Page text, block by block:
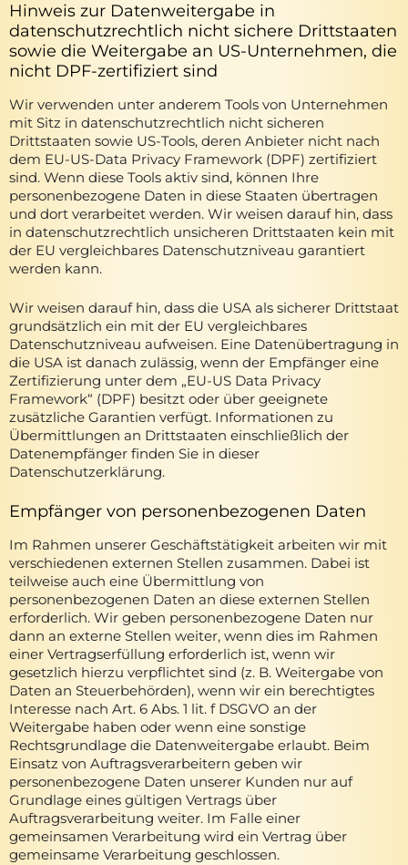
Hinweis zur Datenweitergabe in
datenschutzrechtlich nicht sichere Drittstaaten
sowie die Weitergabe an US-Unternehmen, die
nicht DPF-zertifiziert sind
Wir verwenden unter anderem Tools von Unternehmen
mit Sitz in datenschutzrechtlich nicht sicheren
Drittstaaten sowie US-Tools, deren Anbieter nicht nach
dem EU-US-Data Privacy Framework (DPF) zertifiziert
sind. Wenn diese Tools aktiv sind, können Ihre
personenbezogene Daten in diese Staaten übertragen
und dort verarbeitet werden. Wir weisen darauf hin, dass
in datenschutzrechtlich unsicheren Drittstaaten kein mit
der EU vergleichbares Datenschutzniveau garantiert
werden kann.
Wir weisen darauf hin, dass die USA als sicherer Drittstaat
grundsätzlich ein mit der EU vergleichbares
Datenschutzniveau aufweisen. Eine Datenübertragung in
die USA ist danach zulässig, wenn der Empfänger eine
Zertifizierung unter dem „EU-US Data Privacy
Framework“ (DPF) besitzt oder über geeignete
zusätzliche Garantien verfügt. Informationen zu
Übermittlungen an Drittstaaten einschließlich der
Datenempfänger finden Sie in dieser
Datenschutzerklärung.
Empfänger von personenbezogenen Daten
Im Rahmen unserer Geschäftstätigkeit arbeiten wir mit
verschiedenen externen Stellen zusammen. Dabei ist
teilweise auch eine Übermittlung von
personenbezogenen Daten an diese externen Stellen
erforderlich. Wir geben personenbezogene Daten nur
dann an externe Stellen weiter, wenn dies im Rahmen
einer Vertragserfüllung erforderlich ist, wenn wir
gesetzlich hierzu verpflichtet sind (z. B. Weitergabe von
Daten an Steuerbehörden), wenn wir ein berechtigtes
Interesse nach Art. 6 Abs. 1 lit. f DSGVO an der
Weitergabe haben oder wenn eine sonstige
Rechtsgrundlage die Datenweitergabe erlaubt. Beim
Einsatz von Auftragsverarbeitern geben wir
personenbezogene Daten unserer Kunden nur auf
Grundlage eines gültigen Vertrags über
Auftragsverarbeitung weiter. Im Falle einer
gemeinsamen Verarbeitung wird ein Vertrag über
gemeinsame Verarbeitung geschlossen.